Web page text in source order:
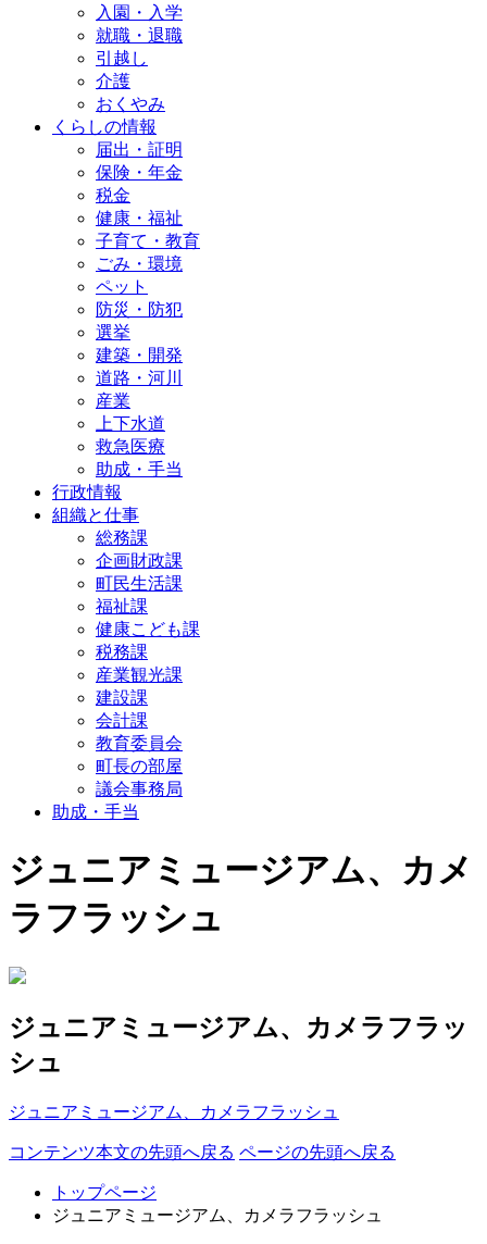
入園・入学
就職・退職
引越し
介護
おくやみ
くらしの情報
届出・証明
保険・年金
税金
健康・福祉
子育て・教育
ごみ・環境
ペット
防災・防犯
選挙
建築・開発
道路・河川
産業
上下水道
救急医療
助成・手当
行政情報
組織と仕事
総務課
企画財政課
町民生活課
福祉課
健康こども課
税務課
産業観光課
建設課
会計課
教育委員会
町長の部屋
議会事務局
助成・手当
ジュニアミュージアム、カメ
ラフラッシュ
ジュニアミュージアム、カメラフラッ
シュ
ジュニアミュージアム、カメラフラッシュ
コンテンツ本文の先頭へ戻る ページの先頭へ戻る
トップページ
ジュニアミュージアム、カメラフラッシュ